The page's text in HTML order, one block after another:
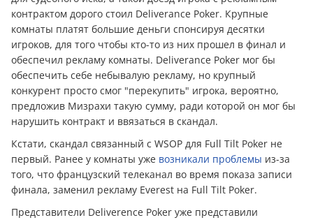
контрактом дорого стоил Deliverance Poker. Крупные
комнаты платят большие дeньги спонсируя десятки
игроков, для того чтобы кто-то из них прошел в финал и
обеспечил рекламу комнаты. Deliverance Poker мог бы
обеспечить себе небывалую рекламу, но крупный
конкурент просто смог "перекупить" игрока, вероятно,
предложив Мизрахи такую сумму, ради которой он мог бы
нарушить контракт и ввязаться в скандал.
Кстати, скандал связанный с WSOP для Full Tilt Poker не
первый. Ранее у комнаты уже возникали проблемы из-за
того, что французский телеканал во время показа записи
финала, заменил рекламу Everest на Full Tilt Poker.
Представители Deliverence Poker уже представили